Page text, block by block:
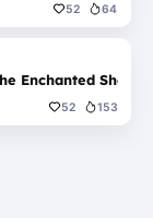
52 64
Enchanted Shop
52 153